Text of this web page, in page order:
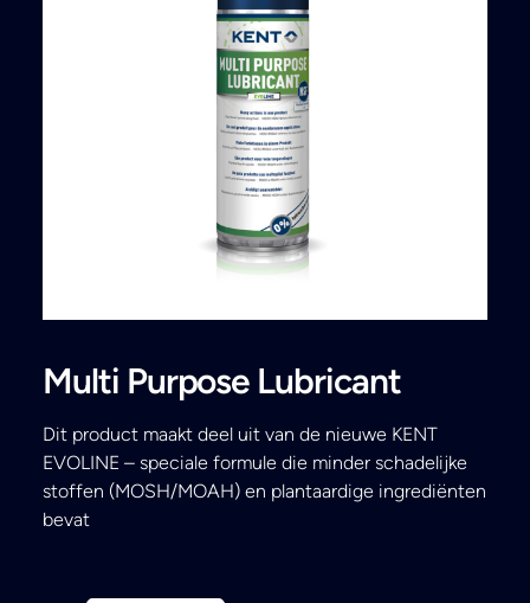
Multi Purpose Lubricant
Dit product maakt deel uit van de nieuwe KENT
EVOLINE – speciale formule die minder schadelijke
stoffen (MOSH/MOAH) en plantaardige ingrediënten
bevat